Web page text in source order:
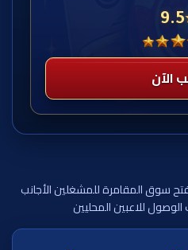
9.5
الآن
سوق المقامرة للمشغلين الأجانب
للاعبين المحليين